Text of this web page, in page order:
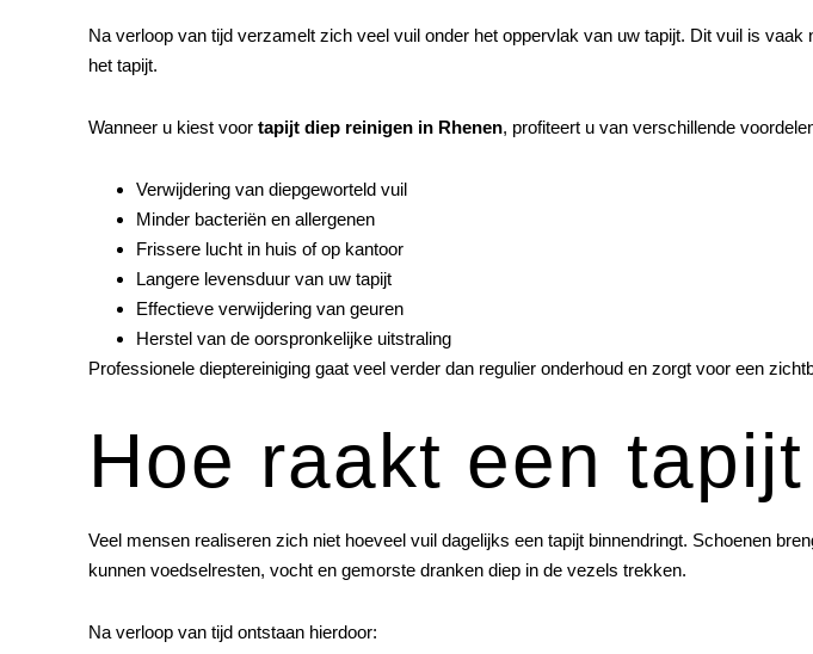
Na verloop van tijd verzamelt zich veel vuil onder het oppervlak van uw tapijt. Dit vuil is
het tapijt.
Wanneer u kiest voor tapijt diep reinigen in Rhenen, profiteert u van verschillende
Verwijdering van diepgeworteld vuil
Minder bacteriën en allergenen
Frissere lucht in huis of op kantoor
Langere levensduur van uw tapijt
Effectieve verwijdering van geuren
Herstel van de oorspronkelijke uitstraling
Professionele dieptereiniging gaat veel verder dan regulier onderhoud en zorgt voor een
Hoe raakt een
Veel mensen realiseren zich niet hoeveel vuil dagelijks een tapijt binnendringt. Schoenen
kunnen voedselresten, vocht en gemorste dranken diep in de vezels trekken.
Na verloop van tijd ontstaan hierdoor: